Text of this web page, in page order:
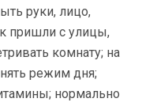
руки, лицо,
пришли с улицы,
комнату; на
режим дня;
нормально